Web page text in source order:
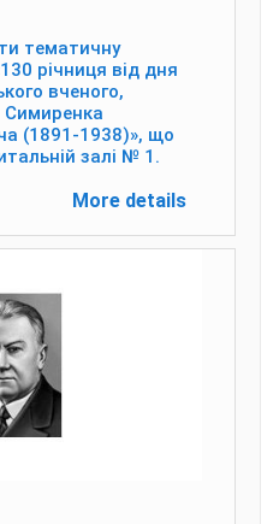
тематичну
річниця від дня
вченого,
Симиренка
(1891-1938)», що
залі № 1.
More details